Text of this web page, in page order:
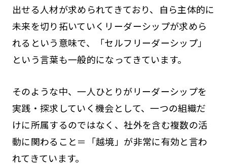
出せる人材が求められてきており、自ら主体的に
未来を切り拓いていくリーダーシップが求めら
れるという意味で、「セルフリーダーシップ」
という言葉も一般的になってきています。
そのような中、一人ひとりがリーダーシップを
実践・探求していく機会として、一つの組織だ
けに所属するのではなく、社外を含む複数の活
動に関わること＝「越境」が非常に有効と言わ
れてきています。